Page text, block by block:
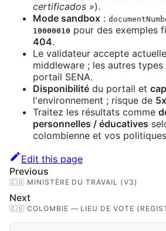
certificados »).
Mode sandbox :
10000010 pour des exemples
404.
Le validateur accepte
middleware ; les autres
portail SENA.
Disponibilité du portail et
l'environnement ; risque de
Traitez les résultats comme
personnelles / éducatives
colombienne et vos
Edit this page
Previous
🇨🇴 MINISTÈRE DU TRAVAIL (V3)
Next
🇨🇴 COLOMBIE — LIEU DE VOTE